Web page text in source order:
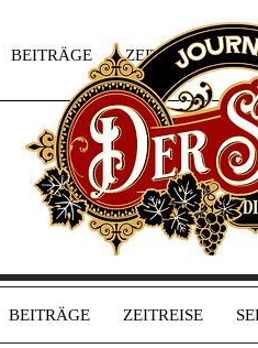
BEITRÄGE ZEITREISE
BEITRÄGE ZEITREISE